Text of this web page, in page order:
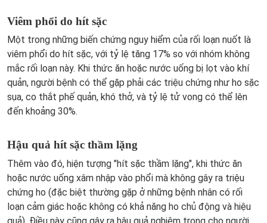
Viêm phổi do hít sặc
Một trong những biến chứng nguy hiểm của rối loạn nuốt là
viêm phổi do hít sặc, với tỷ lệ tăng 17% so với nhóm không
mắc rối loạn này. Khi thức ăn hoặc nước uống bị lọt vào khí
quản, người bệnh có thể gặp phải các triệu chứng như ho sặc
sụa, co thắt phế quản, khó thở, và tỷ lệ tử vong có thể lên
đến khoảng 30%.
Hậu quả hít sặc thầm lặng
Thêm vào đó, hiện tượng "hít sặc thầm lặng", khi thức ăn
hoặc nước uống xâm nhập vào phổi mà không gây ra triệu
chứng ho (đặc biệt thường gặp ở những bệnh nhân có rối
loạn cảm giác hoặc không có khả năng ho chủ động và hiệu